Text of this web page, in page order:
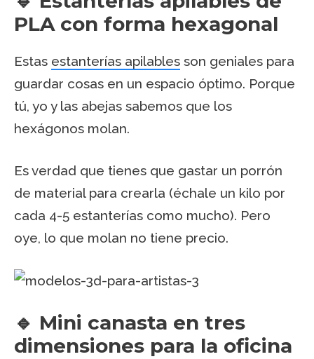
PLA con forma hexagonal
Estas estanterías apilables son geniales para
guardar cosas en un espacio óptimo. Porque
tú, yo y las abejas sabemos que los
hexágonos molan.
Es verdad que tienes que gastar un porrón
de material para crearla (échale un kilo por
cada 4-5 estanterías como mucho). Pero
oye, lo que molan no tiene precio.
🔹 Mini canasta en tres
dimensiones para la oficina